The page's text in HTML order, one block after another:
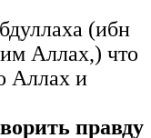
(ибн
Аллах,) что
Аллах и
правду